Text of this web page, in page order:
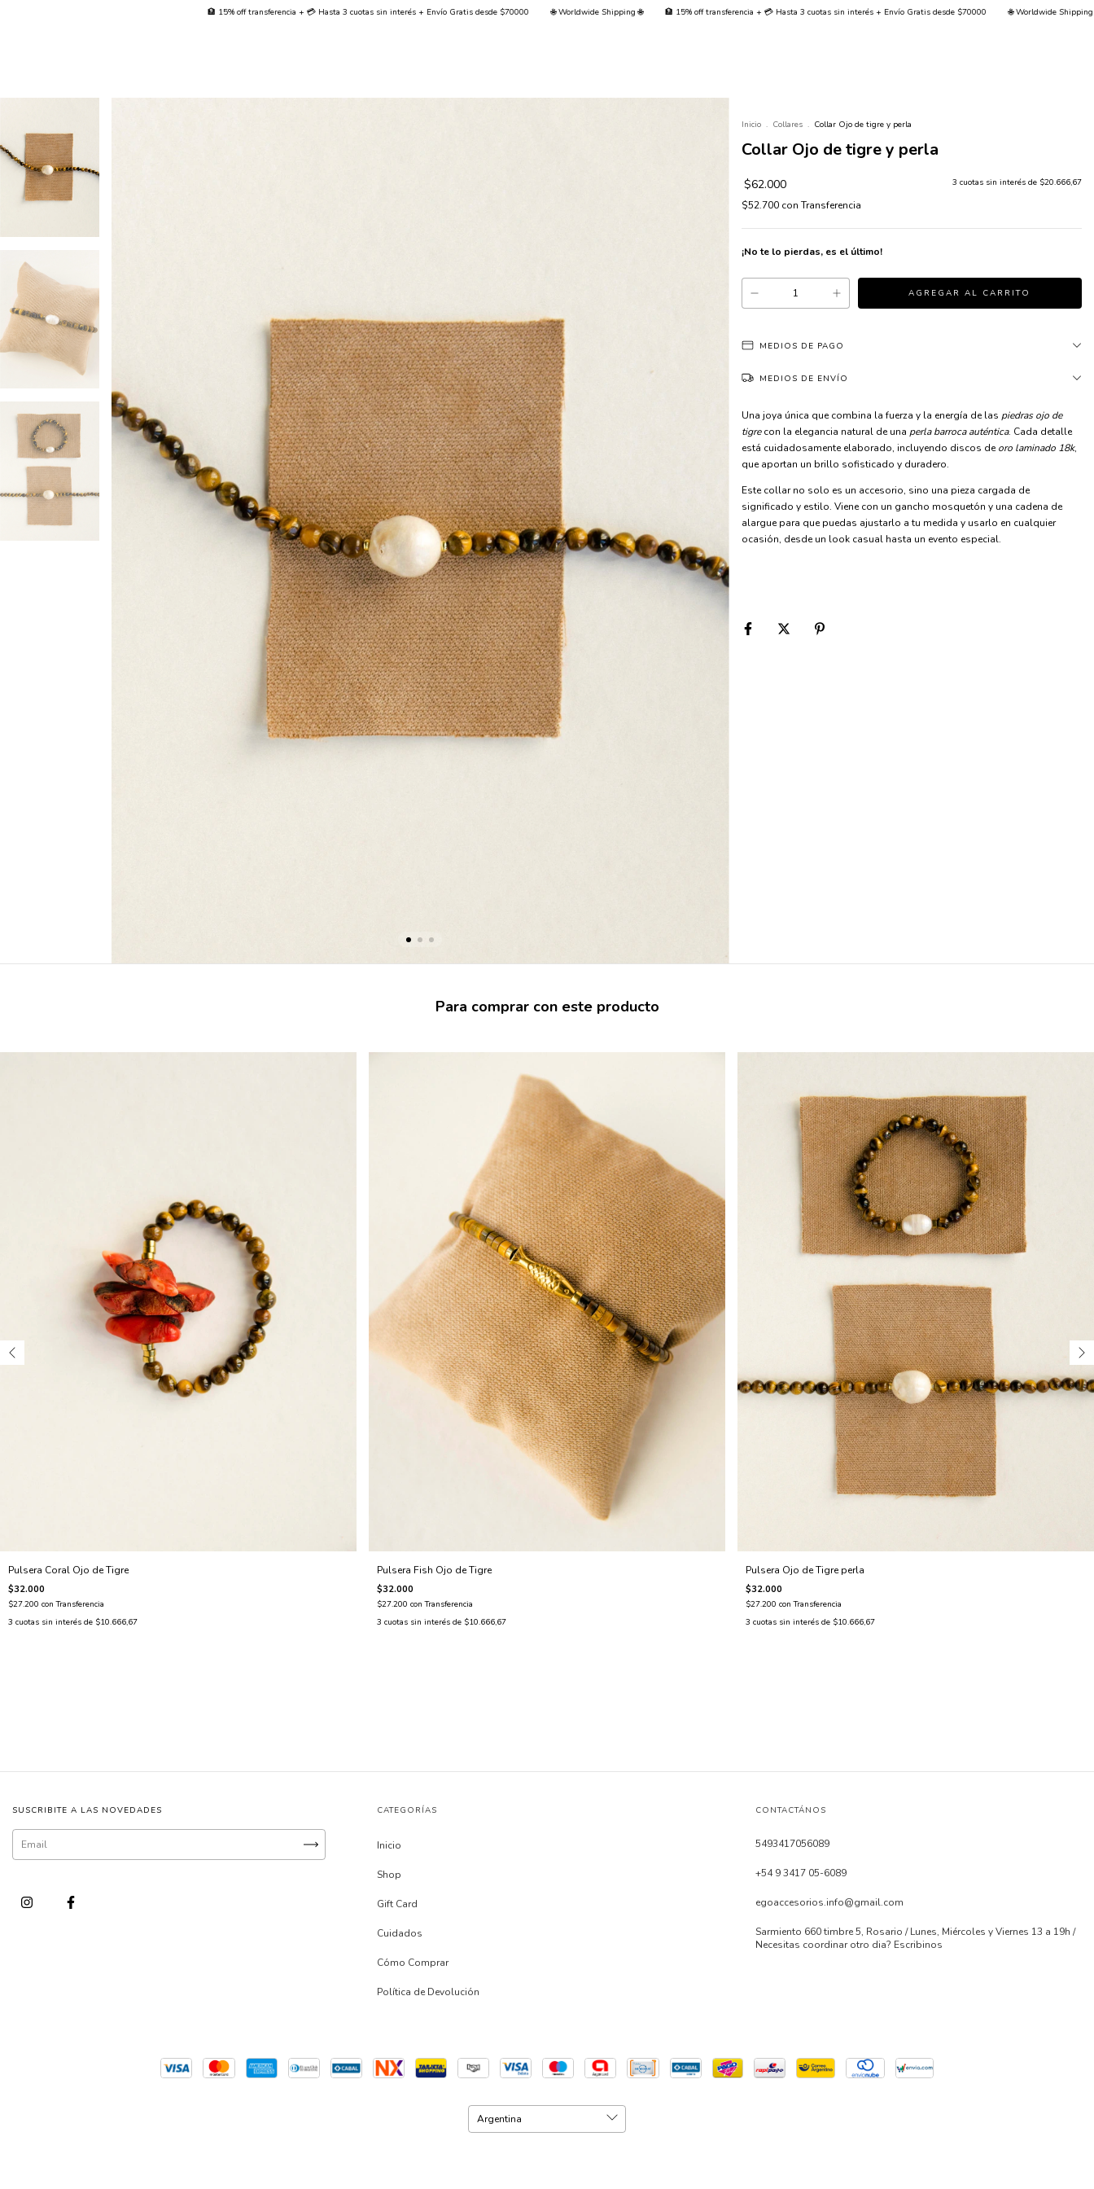
🏦 15% off transferencia + 💳 Hasta 3 cuotas sin interés + Envío Gratis desde $70000 🌐 Worldwide Shipping 🌐 🏦 15% off transferencia + 💳 Hasta 3 cuotas sin interés + Envío Gratis desde $70000 🌐 Worldwide Shipping 🌐 🏦 15% off
Inicio . Collares . Collar Ojo de tigre y perla
Collar Ojo de tigre y perla
$62.000 3 cuotas sin interés de $20.666,67
$52.700 con Transferencia
¡No te lo pierdas, es el último!
MEDIOS DE PAGO
MEDIOS DE ENVÍO
Una joya única que combina la fuerza y la energía de las piedras ojo de
tigrecon la elegancia natural de una perla barroca auténtica. Cada detalle
está cuidadosamente elaborado, incluyendo discos deoro laminado 18k,
que aportan un brillo sofisticado y duradero.
Este collar no solo es un accesorio, sino una pieza cargada de
significado y estilo. Viene con un gancho mosquetón y una cadena de
alargue para que puedas ajustarlo a tu medida y usarlo en cualquier
ocasión, desde un look casual hasta un evento especial.
Para comprar con este producto
Pulsera Coral Ojo de Tigre
$32.000
$27.200 con Transferencia
3 cuotas sin interés de $10.666,67
Pulsera Fish Ojo de Tigre
$32.000
$27.200 con Transferencia
3 cuotas sin interés de $10.666,67
Pulsera Ojo de Tigre perla
$32.000
$27.200 con Transferencia
3 cuotas sin interés de $10.666,67
SUSCRIBITE A LAS NOVEDADES CATEGORÍAS
Inicio
Shop
Gift Card
Cuidados
Cómo Comprar
Política de Devolución
CONTACTÁNOS
5493417056089
+54 9 3417 05-6089
egoaccesorios.info@gmail.com
Sarmiento 660 timbre 5, Rosario / Lunes, Miércoles y Viernes 13 a 19h /
Necesitas coordinar otro dia? Escribinos